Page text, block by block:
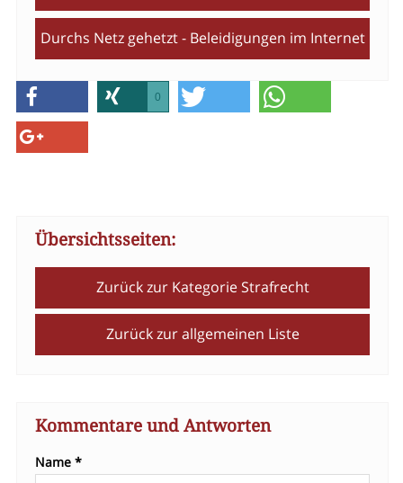
Durchs Netz gehetzt - Beleidigungen im Internet
0
Übersichtsseiten:
Zurück zur Kategorie Strafrecht
Zurück zur allgemeinen Liste
Kommentare und Antworten
Name *